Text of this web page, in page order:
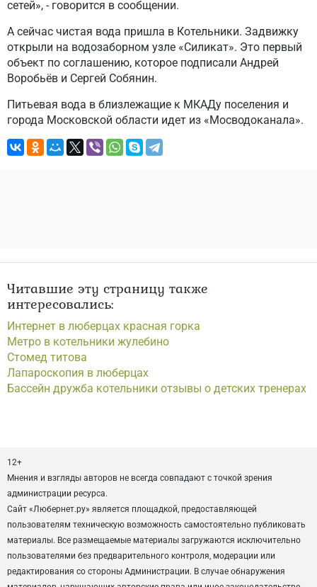
сетей», - говорится в сообщении.
А сейчас чистая вода пришла в Котельники. Задвижку
открыли на водозаборном узле «Силикат». Это первый
объект по соглашению, которое подписали Андрей
Воробьёв и Сергей Собянин.
Питьевая вода в близлежащие к МКАДу поселения и
города Московской области идет из «Мосводоканала».
Читавшие эту страницу также
интересовались:
Интернет в люберцах красная горка
Метро в котельники жулебино
Стомед титова
Лапароскопия в люберцах
Бассейн дружба котельники отзывы о детских тренерах
12+
Мнения и взгляды авторов не всегда совпадают с точкой зрения
администрации ресурса.
Сайт «Любернет.ру» является площадкой, предоставляющей
пользователям техническую возможность самостоятельно публиковать
материалы. Все размещаемые материалы загружаются исключительно
пользователями без предварительного контроля, модерации или
редактирования со стороны Администрации. В случае обнаружения